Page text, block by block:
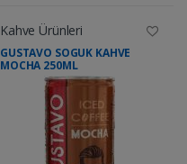
Kahve Ürünleri
GUSTAVO SOGUK KAHVE
MOCHA 250ML